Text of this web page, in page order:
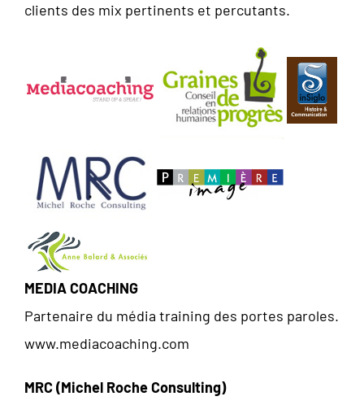
clients des mix pertinents et percutants.
MEDIA COACHING
Partenaire du média training des portes paroles.
www.mediacoaching.com
MRC (Michel Roche Consulting)